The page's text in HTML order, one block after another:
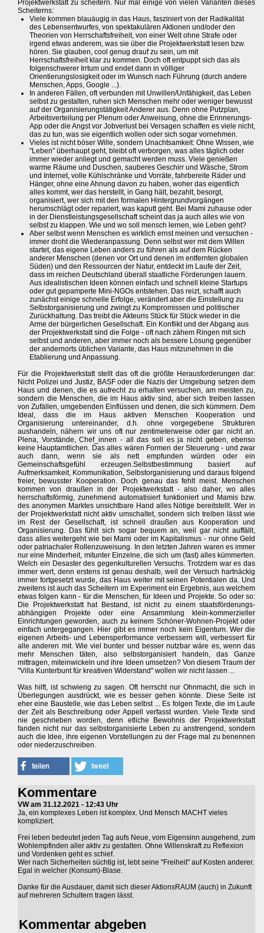
Projektwerkstatt zu scheitern. Nur mal einige von vielen Varianten dieses
Scheiterns:
Viele kommen blauäugig in das Haus, fasziniert von der Radikalität
des Lebensentwurfes, von spektakulären Aktionen und/oder den
Theorien von Herrschaftsfreiheit, von einer Welt ohne Strafe oder
irgend etwas anderem, was sie über die Projektwerkstatt lesen bzw.
hören. Sie glauben, cool genug drauf zu sein, um mit
Herrschaftsfreiheit klar zu kommen. Doch oft entpuppt sich das als
folgenschwerer Irrtum und endet dann in völliger
Orientierungslosigkeit oder im Wunsch nach Führung (durch andere
Menschen, Apps, Google ...).
In anderen Fällen, oft verbunden mit Unwillen/Unfähigkeit, das Leben
selbst zu gestalten, ruhen sich Menschen mehr oder weniger bewusst
auf der Organisierungstätigkeit Anderer aus. Denn ohne Putzplan,
Arbeitsverteilung per Plenum oder Anweisung, ohne die Erinnerungs-
App oder die Angst vor Jobverlust bei Versagen schaffen es viele nicht,
das zu tun, was sie eigentlich wollen oder sich sogar vornehmen.
Vieles ist nicht böser Wille, sondern Unachtsamkeit: Ohne Wissen, wie
"Leben" überhaupt geht, bleibt oft verborgen, was alles täglich oder
immer wieder anliegt und gemacht werden muss. Viele genießen
warme Räume und Duschen, sauberes Geschirr und Wäsche, Strom
und Internet, volle Kühlschränke und Vorräte, fahrbereite Räder und
Hänger, ohne eine Ahnung davon zu haben, woher das eigentlich
alles kommt, wer das herstellt, in Gang hält, bezahlt, besorgt,
organisiert, wer sich mit den formalen Hintergrundvorgängen
herumschlägt oder repariert, was kaputt geht. Bei Mami zuhause oder
in der Dienstleistungsgesellschaft scheint das ja auch alles wie von
selbst zu klappen. Wie und wo soll mensch lernen, wie Leben geht?
Aber selbst wenn Menschen es wirklich ernst meinen und versuchen -
immer droht die Wiederanpassung. Denn selbst wer mit dem Willen
startet, das eigene Leben anders zu führen als auf dem Rücken
anderer Menschen (denen vor Ort und denen im entfernten globalen
Süden) und den Ressourcen der Natur, entdeckt im Laufe der Zeit,
dass im reichen Deutschland überall staatliche Förderungen lauern.
Aus idealistischen Ideen können einfach und schnell kleine Startups
oder gut gepamperte Mini-NGOs entstehen. Das reizt, schafft auch
zunächst einige schnelle Erfolge, verändert aber die Einstellung zu
Selbstorganisierung und zwingt zu Kompromissen und politischer
Zurückhaltung. Das treibt die Akteuris Stück für Stück wieder in die
Arme der bürgerlichen Gesellschaft. Ein Konflikt und der Abgang aus
der Projektwerkstatt sind die Folge - oft nach zähem Ringen mit sich
selbst und anderen, aber immer noch als bessere Lösung gegenüber
der andernorts üblichen Variante, das Haus mitzunehmen in die
Etablierung und Anpassung.
Für die Projektwerkstatt stellt das oft die größte Herausforderungen dar:
Nicht Polizei und Justiz, BASF oder die Nazis der Umgebung setzen dem
Haus und denen, die es aufrecht zu erhalten versuchen, am meisten zu,
sondern die Menschen, die im Haus aktiv sind, aber sich treiben lassen
von Zufällen, umgebenden Einflüssen und denen, die sich kümmern. Dem
Ideal, dass die im Haus aktiven Menschen Kooperation und
Organisierung untereinander, d.h. ohne vorgegebene Strukturen
aushandeln, nähern wir uns oft nur zentimeterweise oder gar nicht an.
Plena, Vorstände, Chef_innen - all das soll es ja nicht geben, ebenso
keine Hauptamtlichen. Das alles wären Formen der Steuerung - und zwar
auch dann, wenn sie als nett empfunden würden oder ein
Gemeinschaftsgefühl erzeugen.Selbstbestimmung basiert auf
Aufmerksamkeit, Kommunikation, Selbstorganisierung und daraus folgend
freier, bewusster Kooperation. Doch genau das fehlt meist. Menschen
kommen von draußen in der Projektwerkstatt - also daher, wo alles
herrschaftsförmig, zunehmend automatisiert funktioniert und Mamis bzw.
des anonymen Marktes unsichtbare Hand alles Nötige bereitstellt. Wer in
der Projektwerkstatt nicht aktiv umschaltet, sondern sich treiben lässt wie
im Rest der Gesellschaft, ist schnell draußen aus Kooperation und
Organisierung. Das fühlt sich sogar bequem an, weil gar nicht auffällt,
dass alles weitergeht wie bei Mami oder im Kapitalismus - nur ohne Geld
oder patriachaler Rollenzuweisung. In den letzten Jahren waren es immer
nur eine Minderheit, mitunter Einzelne, die sich um (fast) alles kümmerten.
Welch ein Desaster des gegenkulturellen Versuchs. Trotzdem war es das
immer wert, denn erstens ist genau deshalb, weil der Versuch hartnäckig
immer fortgesetzt wurde, das Haus weiter mit seinen Potentialen da. Und
zweitens ist auch das Scheitern im Experiment ein Ergebnis, aus welchem
etwas folgen kann - für die Menschen, für Ideen und Projekte. So oder so:
Die Projektwerkstatt hat Bestand, ist nicht zu einem staatsförderungs-
abhängigen Projekte oder eine Ansammlung klein-kommerzieller
Einrichtungen geworden, auch zu keinem Schöner-Wohnen-Projekt oder
einfach untergegangen. Hier gibt es immer noch kein Eigentum. Wer die
eigenen Arbeits- und Lebensperformance verbessern will, verbessert für
alle anderen mit. Wie viel bunter und besser nutzbar wäre es, wenn das
mehr Menschen täten, also selbstorganisiert handeln, das Ganze
mittragen, miteinwickeln und ihre Ideen umsetzen? Von diesem Traum der
"Villa Kunterbunt für kreativen Widerstand" wollen wir nicht lassen ...
Was hilft, ist schwierig zu sagen. Oft herrscht nur Ohnmacht, die sich in
Überlegungen ausdrückt, wie es besser gehen könnte. Diese Seite ist
eher eine Baustelle, wie das Leben selbst ... Es folgen Texte, die im Laufe
der Zeit als Beschreibung oder Appell verfasst wurden. Viele Texte sind
nie geschrieben worden, denn etliche Bewohnis der Projektwerkstatt
fanden nicht nur das selbstorganisierte Leben zu anstrengend, sondern
auch die Idee, ihre eigenen Vorstellungen zu der Frage mal zu benennen
oder niederzuschreiben.
Kommentare
VW am 31.12.2021 - 12:43 Uhr
Ja, ein komplexes Leben ist komplex. Und Mensch MACHT vieles
kompliziert.
Frei leben bedeutet jeden Tag aufs Neue, vom Eigensinn ausgehend, zum
Wohlempfinden aller aktiv zu gestalten. Ohne Willenskraft zu Reflexion
und Vordenken geht es schief.
Wer nach Sicherheiten süchtig ist, lebt seine "Freiheit" auf Kosten anderer.
Egal in welcher (Konsum)-Blase.
Danke für die Ausdauer, damit sich dieser AktionsRAUM (auch) in Zukunft
auf mehreren Schultern tragen lässt.
Kommentar abgeben